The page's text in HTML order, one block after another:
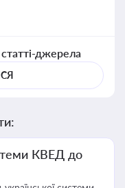
джерела
КВЕД до